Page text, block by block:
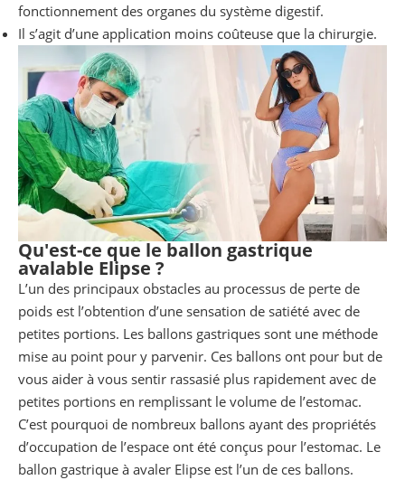
fonctionnement des organes du système digestif.
Il s’agit d’une application moins coûteuse que la chirurgie.
Qu'est-ce que le ballon gastrique
avalable Elipse ?
L’un des principaux obstacles au processus de perte de
poids est l’obtention d’une sensation de satiété avec de
petites portions. Les ballons gastriques sont une méthode
mise au point pour y parvenir. Ces ballons ont pour but de
vous aider à vous sentir rassasié plus rapidement avec de
petites portions en remplissant le volume de l’estomac.
C’est pourquoi de nombreux ballons ayant des propriétés
d’occupation de l’espace ont été conçus pour l’estomac. Le
ballon gastrique à avaler Elipse est l’un de ces ballons.